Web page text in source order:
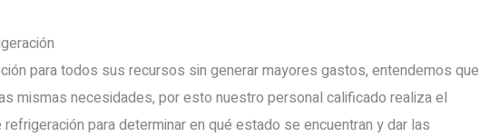
para todos sus recursos sin generar mayores gastos, entendemos que
mismas necesidades, por esto nuestro personal calificado realiza el
para determinar en qué estado se encuentran y dar las